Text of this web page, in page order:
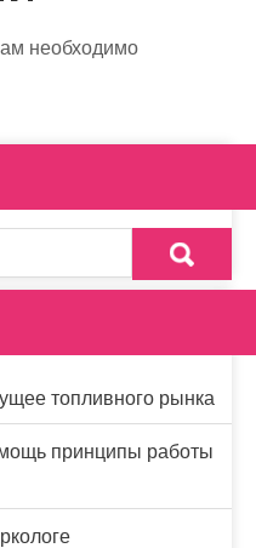
необходимо
топливного рынка
принципы работы